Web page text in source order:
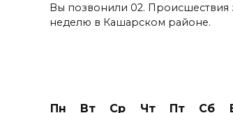
Вы позвонили 02. Происшествия
неделю в Кашарском районе.
Пн Вт Ср Чт Пт Сб